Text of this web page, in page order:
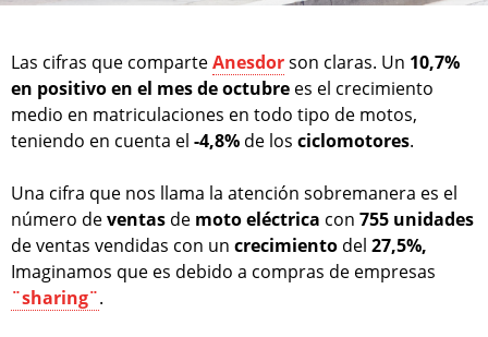
Las cifras que comparteAnesdorson claras. Un 10,7%
en positivo en el mes de octubre es el crecimiento
medio en matriculaciones en todo tipo de motos,
teniendo en cuenta el -4,8% de los ciclomotores.
Una cifra que nos llama la atención sobremanera es el
número deventas de moto eléctrica con 755 unidades
de ventas vendidas con un crecimiento del 27,5%,
Imaginamos que es debido a compras de empresas
¨sharing¨.